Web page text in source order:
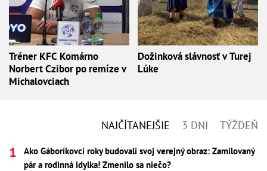
Tréner KFC Komárno
Norbert Czibor po remíze v
Michalovciach
Dožinková slávnosť v Turej
Lúke
NAJČÍTANEJŠIE 3 DNI TÝŽDEŇ
Ako Gáboríkovci roky budovali svoj verejný obraz: Zamilovaný
pár a rodinná idylka! Zmenilo sa niečo?